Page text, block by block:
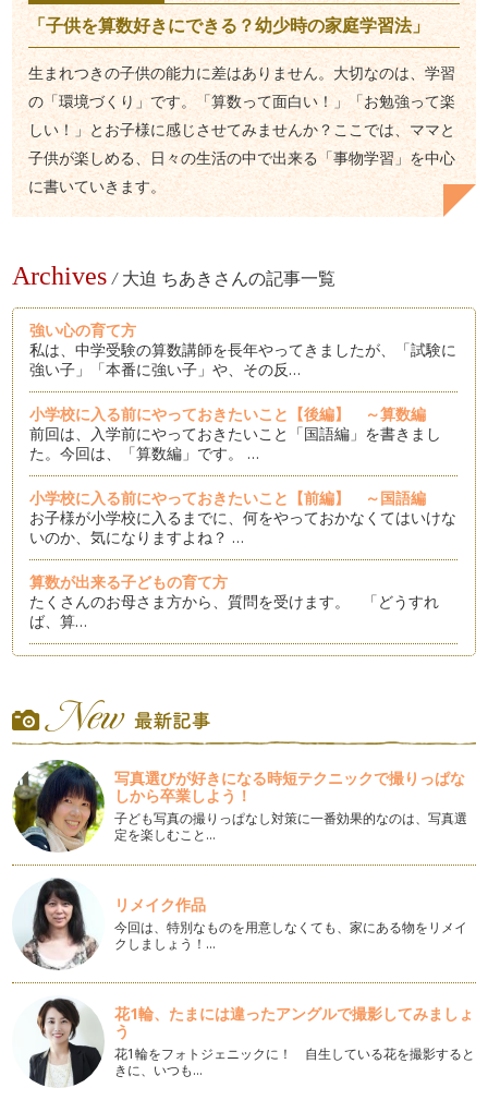
「子供を算数好きにできる？幼少時の家庭学習法」
生まれつきの子供の能力に差はありません。大切なのは、学習
の「環境づくり」です。「算数って面白い！」「お勉強って楽
しい！」とお子様に感じさせてみませんか？ここでは、ママと
子供が楽しめる、日々の生活の中で出来る「事物学習」を中心
に書いていきます。
Archives / 大迫 ちあきさんの記事一覧
強い心の育て方
私は、中学受験の算数講師を長年やってきましたが、「試験に
強い子」「本番に強い子」や、その反…
小学校に入る前にやっておきたいこと【後編】 ～算数編
前回は、入学前にやっておきたいこと「国語編」を書きまし
た。今回は、「算数編」です。 …
小学校に入る前にやっておきたいこと【前編】 ～国語編
お子様が小学校に入るまでに、何をやっておかなくてはいけな
いのか、気になりますよね？ …
算数が出来る子どもの育て方
たくさんのお母さま方から、質問を受けます。 「どうすれ
ば、算…
そ…
数字に強い子どもを育てましょう
「謹賀新年」 ２０１３年が始まりましたね。みなさま、どん
な新…
クリスマスの楽しみ方～アドベントカレンダー～
クリスマスが近づいてきましたね。街のクリスマスツリーの飾
りつけや、流れてくる音楽を聞くだけ…
お子様の習い事、何をなさっていますか（後編）
さて、前回、「お子様の習い事、なにをなさっていますか？」
（前編）では、習い事の第１位～３位…
お子様の習い事、何をなさっていますか？（前編）
みなさんのお子様は、どんな習い事をされていますか？ ハッ
ピー…
算数の「図形」に強い子の作り方
写真選びが好きになる時短テクニックで撮りっぱな
しから卒業しよう！
子ども写真の撮りっぱなし対策に一番効果的なのは、写真選
定を楽しむこと…
リメイク作品
今回は、特別なものを用意しなくても、家にある物をリメイ
クしましょう！…
花1輪、たまには違ったアングルで撮影してみましょ
う
花1輪をフォトジェニックに！ 自生している花を撮影すると
きに、いつも…